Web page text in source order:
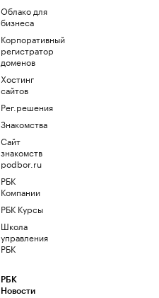
Облако для
бизнеса
Корпоративный
регистратор
доменов
Хостинг
сайтов
Рег.решения
Знакомства
Сайт
знакомств
podbor.ru
РБК
Компании
РБК Курсы
Школа
управления
РБК
РБК
Новости